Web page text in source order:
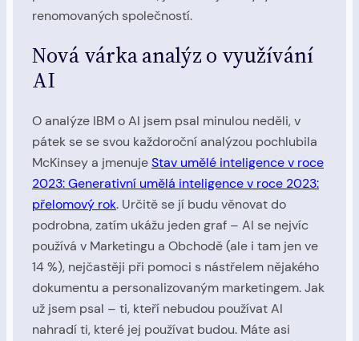
renomovaných společností.
Nová várka analýz o využívání
AI
O analýze IBM o AI jsem psal minulou neděli, v
pátek se se svou každoroční analýzou pochlubila
McKinsey a jmenujeStav umělé inteligence v roce
2023: Generativní umělá inteligence v roce 2023:
přelomový rok. Určitě se jí budu věnovat do
podrobna, zatím ukážu jeden graf – AI se nejvíc
používá v Marketingu a Obchodě (ale i tam jen ve
14 %), nejčastěji při pomoci s nástřelem nějakého
dokumentu a personalizovaným marketingem. Jak
už jsem psal – ti, kteří nebudou používat AI
nahradí ti, které jej používat budou. Máte asi